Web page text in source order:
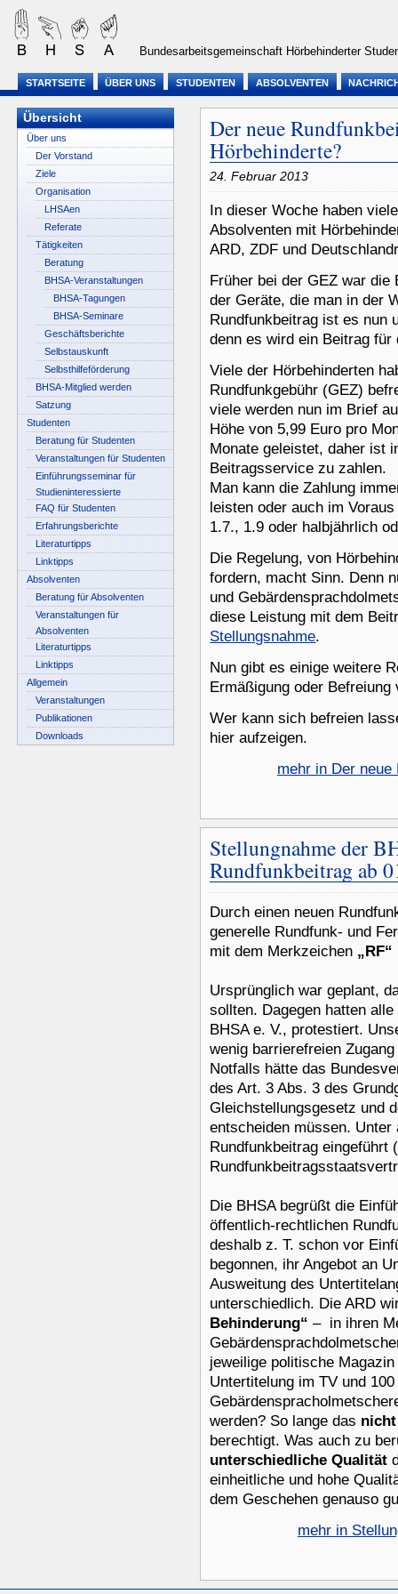
Bundesarbeitsgemeinschaft Hörbehinderter
STARTSEITE ÜBER UNS STUDENTEN ABSOLVENTEN
Der neue
Hörbehinderte?
24. Februar 2013
In dieser Woche haben
Absolventen mit
ARD, ZDF und
Früher bei der GEZ war die
der Geräte, die man in der
Rundfunkbeitrag ist es nun
denn es wird ein Beitrag
Viele der Hörbehinderten
Rundfunkgebühr (GEZ)
viele werden nun im Brief
Höhe von 5,99 Euro pro
Monate geleistet, daher ist
Beitragsservice zu zahlen.
Man kann die Zahlung
leisten oder auch im
1.7., 1.9 oder halbjährlich
Die Regelung, von
fordern, macht Sinn. Denn
und
diese Leistung mit dem
Stellungsnahme.
Nun gibt es einige weitere
Ermäßigung oder
Wer kann sich befreien
hier aufzeigen.
mehr in Der
Stellungnahme der
Rundfunkbeitrag ab
Durch einen neuen
generelle Rundfunk- und
mit dem Merkzeichen „RF“
Ursprünglich war geplant,
sollten. Dagegen hatten
BHSA e. V., protestiert.
wenig barrierefreien
Notfalls hätte das
des Art. 3 Abs. 3 des
Gleichstellungsgesetz und
entscheiden müssen.
Rundfunkbeitrag eingeführt
Die BHSA begrüßt die
öffentlich-rechtlichen
deshalb z. T. schon vor
begonnen, ihr Angebot an
Ausweitung des
unterschiedlich. Die ARD
Behinderung“ – in ihren
jeweilige politische
Untertitelung im TV und
werden? So lange das nicht
berechtigt. Was auch zu
unterschiedliche Qualität
einheitliche und hohe
dem Geschehen genauso
mehr in
Übersicht
Über uns
Der Vorstand
Ziele
Organisation
LHSAen
Referate
Tätigkeiten
Beratung
BHSA-Veranstaltungen
BHSA-Tagungen
BHSA-Seminare
Geschäftsberichte
Selbstauskunft
Selbsthilfeförderung
BHSA-Mitglied werden
Satzung
Studenten
Beratung für Studenten
Veranstaltungen für Studenten
Einführungsseminar für
Studieninteressierte
FAQ für Studenten
Erfahrungsberichte
Literaturtipps
Linktipps
Absolventen
Beratung für Absolventen
Veranstaltungen für
Absolventen
Literaturtipps
Linktipps
Allgemein
Veranstaltungen
Publikationen
Downloads